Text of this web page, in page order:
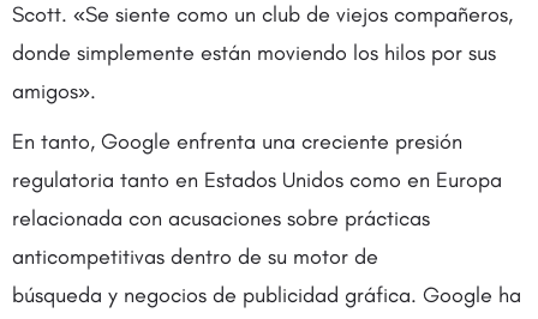
Scott. «Se siente como un club de viejos compañeros,
donde simplemente están moviendo los hilos por sus
amigos».
En tanto, Google enfrenta una creciente presión
regulatoria tanto en Estados Unidos como en Europa
relacionada con acusaciones sobre prácticas
anticompetitivas dentro de su motor de
búsqueda y negocios de publicidad gráfica. Google ha